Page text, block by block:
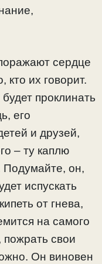
сердце
их говорит.
проклинать
его
и друзей,
– ту каплю
Подумайте, он,
испускать
от гнева,
на самого
пожрать свои
Он виновен